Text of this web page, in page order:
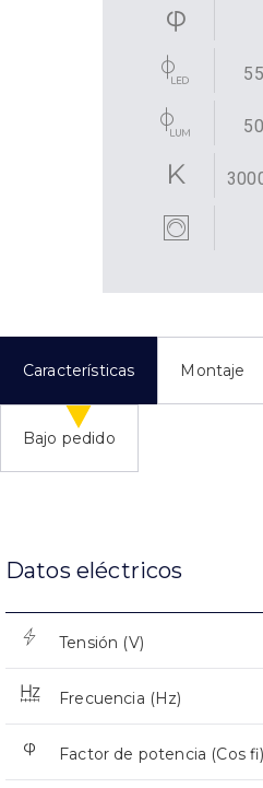
Características Montaje
Bajo pedido
Datos eléctricos
Tensión (V)
Frecuencia (Hz)
Factor de potencia (Cos fi)